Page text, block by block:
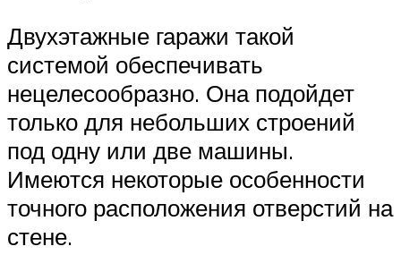
Двухэтажные гаражи такой
системой обеспечивать
нецелесообразно. Она подойдет
только для небольших строений
под одну или две машины.
Имеются некоторые особенности
точного расположения отверстий на
стене.